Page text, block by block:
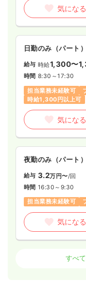
気になる
日勤のみ（パート）
給与 時給1,300〜
時間 8:30～17:30
担当業務未経験可
時給1,300円以上可
気になる
夜勤のみ（パート）
給与 3.2万円〜/回
時間 16:30～9:30
担当業務未経験可
気になる
オペ室(手術室)
すべ